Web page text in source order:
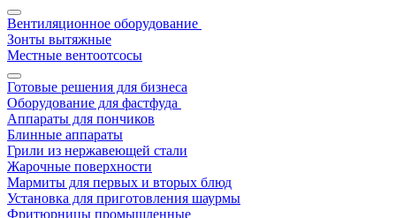
Вентиляционное оборудование
Зонты вытяжные
Местные вентоотсосы
Готовые решения для бизнеса
Оборудование для фастфуда
Аппараты для пончиков
Блинные аппараты
Грили из нержавеющей стали
Жарочные поверхности
Мармиты для первых и вторых блюд
Установка для приготовления шаурмы
Фритюрницы промышленные